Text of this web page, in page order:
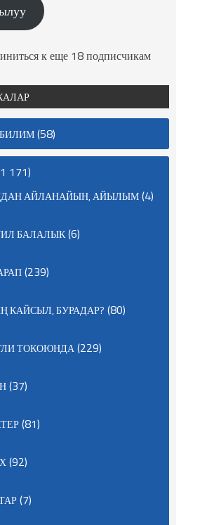
к еще 18 подписчикам
(58)
171)
АЙЛАНАЙЫН, АЙЫЛЫМ(4)
БАЛАЛЫК(6)
(239)
КАЙСЫЛ, БУРАДАР? (80)
ТОКОЮНДА(229)
(37)
(81)
(92)
(7)